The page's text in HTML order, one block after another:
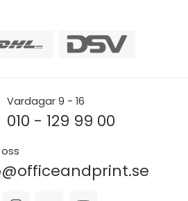
Vardagar 9 - 16
010 - 129 99 00